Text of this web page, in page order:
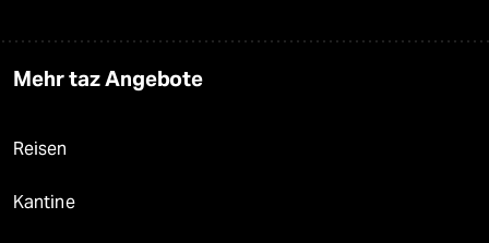
Mehr taz Angebote
Reisen
Kantine